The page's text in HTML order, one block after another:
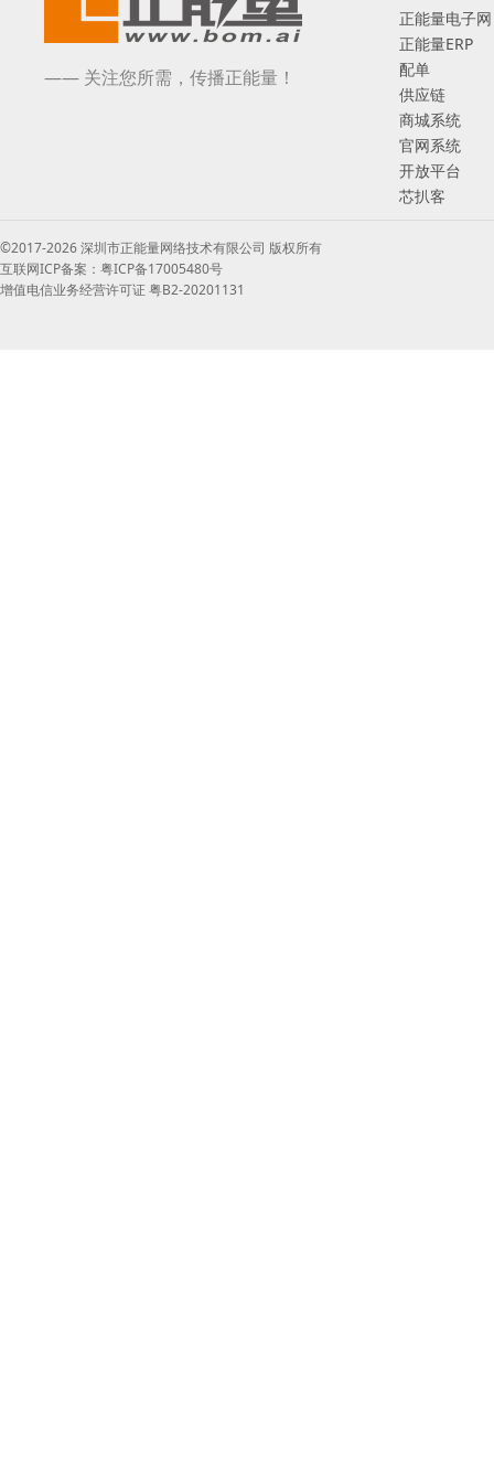
—— 关注您所需，传播正能量！
正能量电子网
正能量ERP
配单
供应链
商城系统
官网系统
开放平台
芯扒客
©2017-2026 深圳市正能量网络技术有限公司 版权所有
互联网ICP备案：粤ICP备17005480号
增值电信业务经营许可证 粤B2-20201131